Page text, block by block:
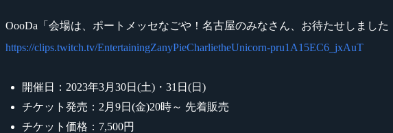
OooDa「会場は、ポートメッセなごや！名古屋のみなさん、お待たせしました
https://clips.twitch.tv/EntertainingZanyPieCharlietheUnicorn-pru1A15EC6_jxAuT
開催日：2023年3月30日(土)・31日(日)
チケット発売：2月9日(金)20時～ 先着販売
チケット価格：7,500円